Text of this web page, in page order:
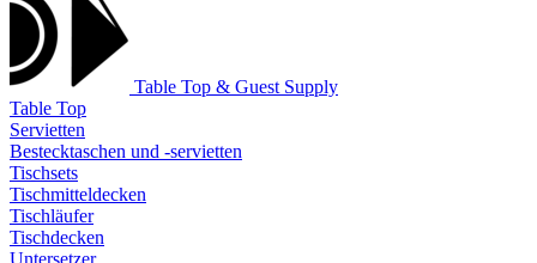
Table Top & Guest Supply
Table Top
Servietten
Bestecktaschen und -servietten
Tischsets
Tischmitteldecken
Tischläufer
Tischdecken